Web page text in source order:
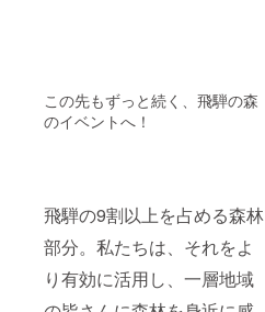
この先もずっと続く、飛騨の森
のイベントへ！
飛騨の9割以上を占める森林
部分。私たちは、それをよ
り有効に活用し、一層地域